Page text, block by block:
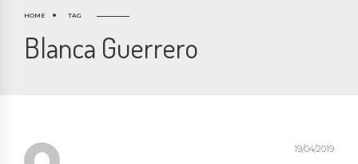
HOME TAG
Blanca Guerrero
19/04/2019